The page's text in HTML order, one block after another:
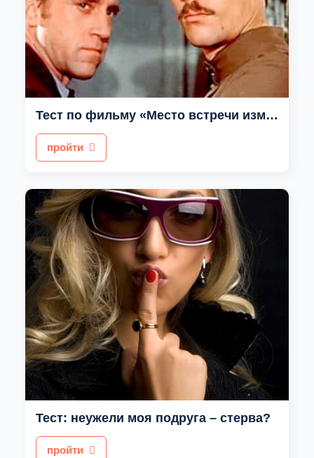
Тест по фильму «Место встречи изменить нельзя»
пройти
Тест: неужели моя подруга – стерва?
пройти